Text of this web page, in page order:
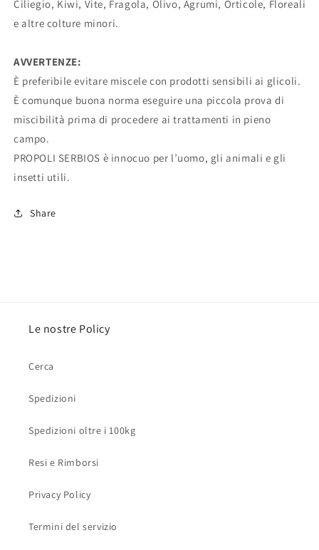
Ciliegio, Kiwi, Vite, Fragola, Olivo, Agrumi, Orticole, Floreali
e altre colture minori.
AVVERTENZE:
È preferibile evitare miscele con prodotti sensibili ai glicoli.
È comunque buona norma eseguire una piccola prova di
miscibilità prima di procedere ai trattamenti in pieno
campo.
PROPOLI SERBIOS è innocuo per l’uomo, gli animali e gli
insetti utili.
Share
Le nostre Policy
Cerca
Spedizioni
Spedizioni oltre i 100kg
Resi e Rimborsi
Privacy Policy
Termini del servizio